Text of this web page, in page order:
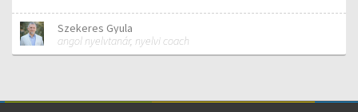
Szekeres Gyula
angol nyelvtanár, nyelvi coach